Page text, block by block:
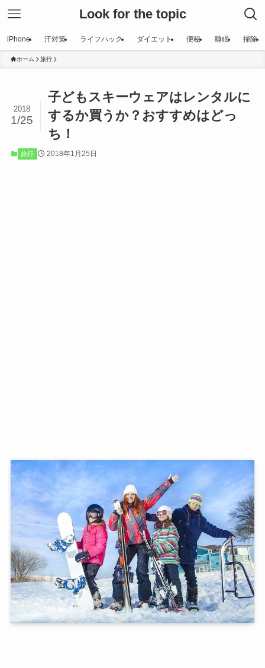
Look for the topic
iPhone 汗対策 ライフハック ダイエット 便秘 睡眠 掃除
ホーム 旅行
子どもスキーウェアはレンタルに
するか買うか？おすすめはどっ
ち！
2018
1/25
旅行 2018年1月25日